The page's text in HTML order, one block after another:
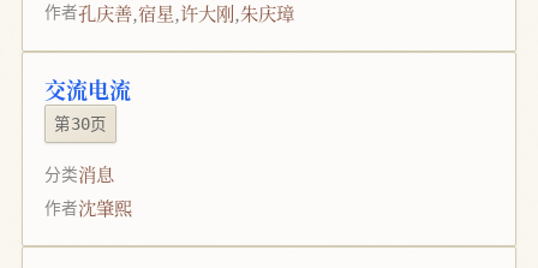
作者孔庆善,宿星,许大刚,朱庆璋
交流电流
第30页
分类消息
作者沈肇熙